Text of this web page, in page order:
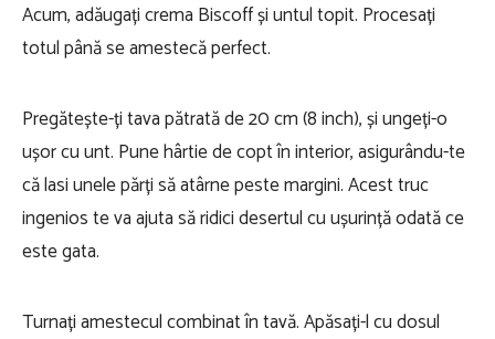
Acum, adăugați crema Biscoff și untul topit. Procesați
totul până se amestecă perfect.
Pregătește-ți tava pătrată de 20 cm (8 inch), și ungeți-o
ușor cu unt. Pune hârtie de copt în interior, asigurându-te
că lasi unele părți să atârne peste margini. Acest truc
ingenios te va ajuta să ridici desertul cu ușurință odată ce
este gata.
Turnați amestecul combinat în tavă. Apăsați-l cu dosul